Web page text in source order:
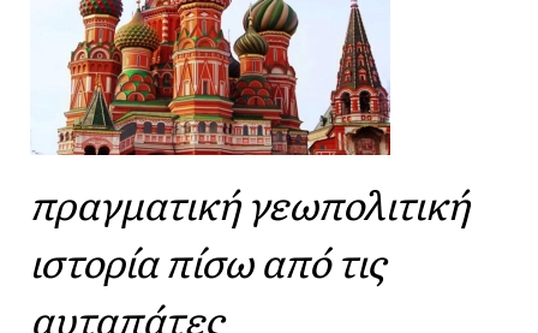
πραγματική γεωπολιτική
ιστορία πίσω από τις
αυταπάτες